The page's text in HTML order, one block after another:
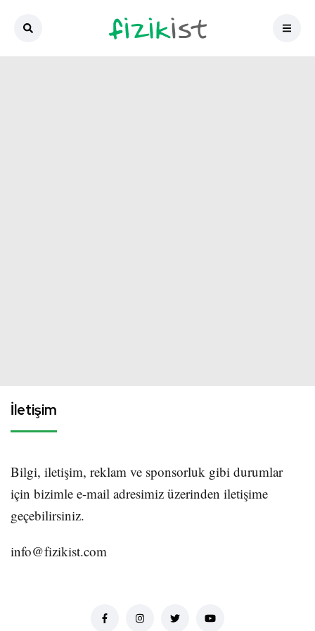
İletişim
Bilgi, iletişim, reklam ve sponsorluk gibi durumlar
için bizimle e-mail adresimiz üzerinden iletişime
geçebilirsiniz.
info@fizikist.com